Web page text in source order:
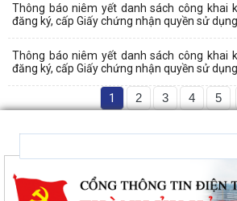
Thông báo niêm yết danh sách công khai
đăng ký, cấp Giấy chứng nhận quyền sử
Thông báo niêm yết danh sách công khai
đăng ký, cấp Giấy chứng nhận quyền sử
1 2 3 4 5